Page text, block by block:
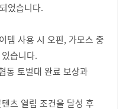
었습니다.
템 사용 시 오핀, 가모스 중
습니다.
동 토벌대 완료 보상과
츠 열림 조건을 달성 후